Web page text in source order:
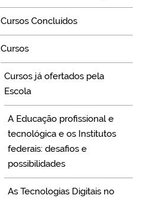
Cursos Concluídos
Cursos
Cursos já ofertados pela
Escola
A Educação profissional e
tecnológica e os Institutos
federais: desafios e
possibilidades
As Tecnologias Digitais no